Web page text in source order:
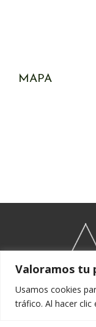
Valoramos tu
Usamos cookies
tráfico. Al hacer clic
MAPA